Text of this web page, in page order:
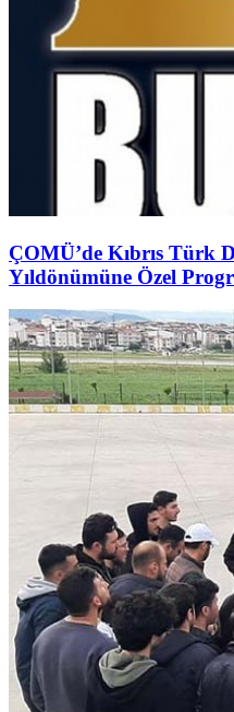
ÇOMÜ’de Kıbrıs Türk
Yıldönümüne Özel